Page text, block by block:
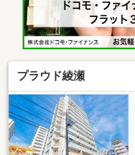
入も可能◆将来
い資金計画をプ
求】又は【フリ
プラウド綾瀬